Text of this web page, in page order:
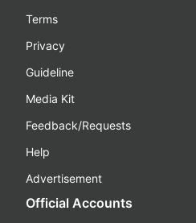
Terms
Privacy
Guideline
Media Kit
Feedback/Requests
Help
Advertisement
Official Accounts